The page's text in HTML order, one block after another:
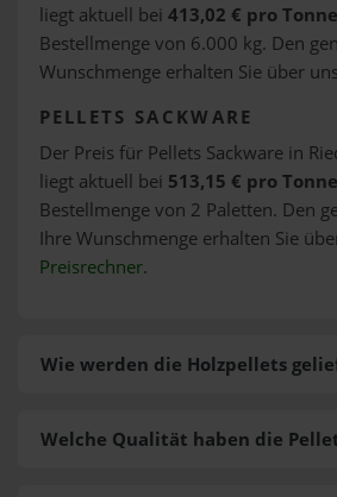
liegt aktuell bei 413,02 € pro Tonne
Bestellmenge von 6.000 kg. Den
Wunschmenge erhalten Sie über
PELLETS SACKWARE
Der Preis für Pellets Sackware in
liegt aktuell bei 513,15 € pro Tonne
Bestellmenge von 2 Paletten. Den
Ihre Wunschmenge erhalten Sie
Preisrechner.
Wie werden die Holzpellets
Welche Qualität haben die